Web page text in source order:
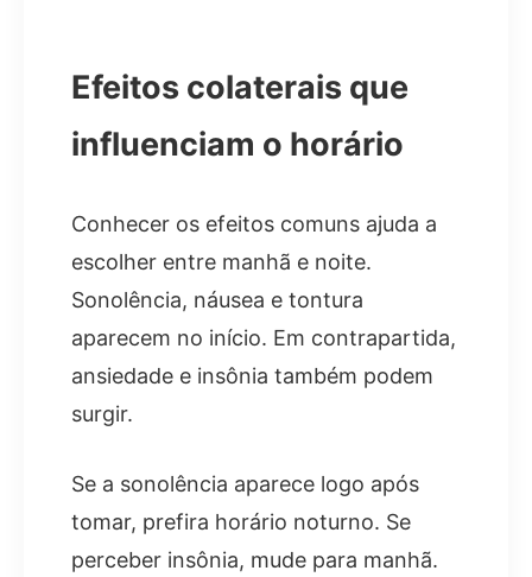
Efeitos colaterais que
influenciam o horário
Conhecer os efeitos comuns ajuda a
escolher entre manhã e noite.
Sonolência, náusea e tontura
aparecem no início. Em contrapartida,
ansiedade e insônia também podem
surgir.
Se a sonolência aparece logo após
tomar, prefira horário noturno. Se
perceber insônia, mude para manhã.